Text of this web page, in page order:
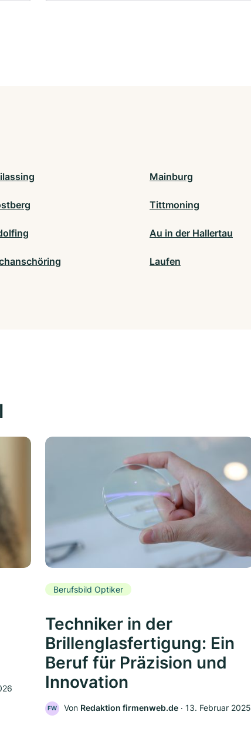
Mainburg
Tittmoning
Au in der Hallertau
Laufen
Berufsbild Optiker
Techniker in der
Brillenglasfertigung: Ein
Beruf für Präzision und
Innovation
FW Von Redaktion firmenweb.de ‧ 13. Februar 2025